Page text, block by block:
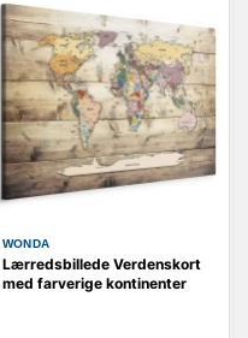
WONDA
Lærredsbillede Verdenskort
med farverige kontinenter